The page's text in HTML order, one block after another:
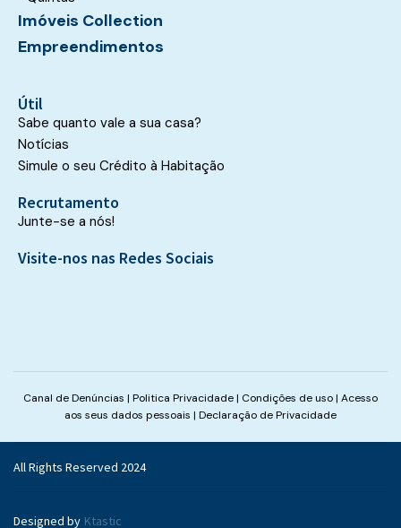
Imóveis Collection
Empreendimentos
Útil
Sabe quanto vale a sua casa?
Notícias
Simule o seu Crédito à Habitação
Recrutamento
Junte-se a nós!
Visite-nos nas Redes Sociais
Canal de Denúncias | Politica Privacidade| Condições de uso| Acesso
aos seus dados pessoais | Declaração de Privacidade
All Rights Reserved 2024
Designed by Ktastic